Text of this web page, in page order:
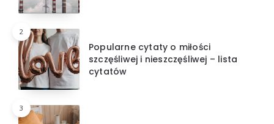
2
Popularne cytaty o miłości
szczęśliwej i nieszczęśliwej – lista
cytatów
3